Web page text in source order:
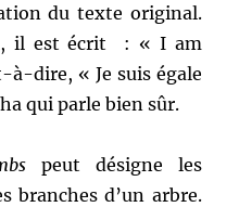
du texte original.
il est écrit : « I am
à-dire, « Je suis égale
qui parle bien sûr.
peut désigne les
branches d’un arbre.